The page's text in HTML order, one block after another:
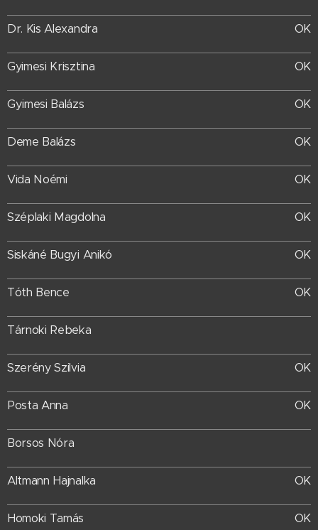
Dr. Kis Alexandra OK
Gyimesi Krisztina OK
Gyimesi Balázs OK
Deme Balázs OK
Vida Noémi OK
Széplaki Magdolna OK
Siskáné Bugyi Anikó OK
Tóth Bence OK
Tárnoki Rebeka
Szerény Szilvia OK
Posta Anna OK
Borsos Nóra
Altmann Hajnalka OK
Homoki Tamás OK